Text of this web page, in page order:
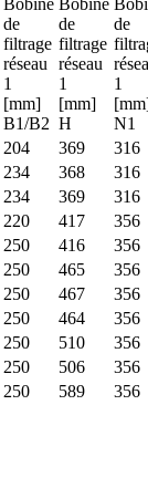
de
filtrage
réseau
1
[mm]
B1/B2
de
filtrage
réseau
1
[mm]
H
de
1
N1
204 369
316
234 368
316
234 369
316
220 417
356
250 416
356
250 465
356
250 467
356
250 464
356
250 510
356
250 506
356
250 589 356